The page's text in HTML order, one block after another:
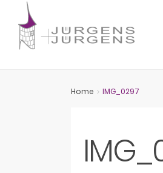
Home IMG_0297